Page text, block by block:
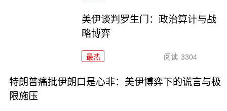
美伊谈判罗生门：政治算计与战
略博弈
最热 阅读 3304
特朗普痛批伊朗口是心非：美伊博弈下的谎言与极
限施压